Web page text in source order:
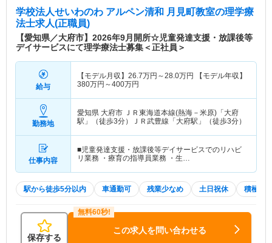
学校法人せいわのわ アルペン清和 月見町教室の理学療
法士求人(正職員)
【愛知県／大府市】2026年9月開所☆児童発達支援・放課後等
デイサービスにて理学療法士募集＜正社員＞
給与
【モデル月収】 26.7万円～28.0万円 【モデル年収】
380万円～400万円
勤務地
愛知県 大府市
ＪＲ東海道本線(熱海－米原)「大府
駅」（徒歩3分）ＪＲ武豊線「大府駅」（徒歩3分）
仕事内容
■児童発達支援・放課後等デイサービスでのリハビ
リ業務 ・療育の指導員業務 ・生…
駅から徒歩5分以内 車通勤可 残業少なめ 土日祝休 積極採
保存する
この求人を問い合わせる